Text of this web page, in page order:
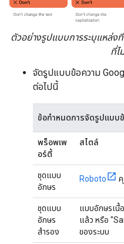
ตัวอย่างรูปแบบการระบุแหล่ง
ที่ไ
จัดรูปแบบข้อความ
ต่อไปนี้
ข้อกำหนดการจัดรูปแบบ
พร็อพเพ
อร์ตี้
สไตล์
ชุดแบบ
อักษร
Roboto
ชุดแบบ
อักษร
สำรอง
แบบอักษรเนื้
แล้ว หรือ
ของระบบ